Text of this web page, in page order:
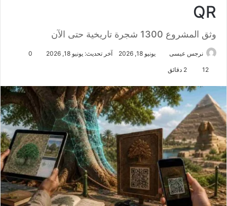
QR
وثق المشروع 1300 شجرة تاريخية حتى الآن
نرجس عيسى يونيو 18, 2026 آخر تحديث: يونيو 18, 2026 0
12